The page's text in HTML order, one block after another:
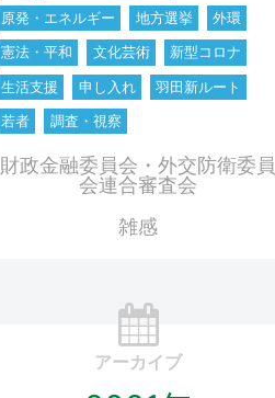
原発・エネルギー
地方選挙
外環
憲法・平和
文化芸術
新型コロナ
生活支援
申し入れ
羽田新ルート
若者
調査・視察
財政金融委員会・外交防衛委員
会連合審査会
雑感
アーカイブ